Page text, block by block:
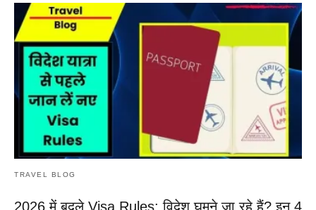
TRAVEL BLOG
2026 में बदले Visa Rules: विदेश घूमने जा रहे हैं? इन 4